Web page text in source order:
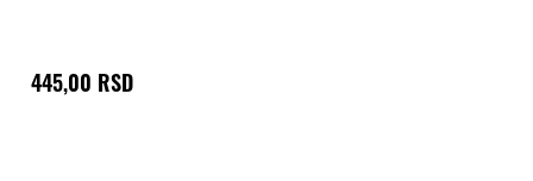
445,00 RSD